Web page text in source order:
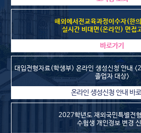
해외에서전교육과정이수자(한
실시간 비대면(온라인) 면접
바로가기
대입전형자료(학생부) 온라인 생성신청 안내
졸업자 대상>
온라인 생성신청 안내 바
2027학년도 재외국민특별전
수험생 개인정보 변경